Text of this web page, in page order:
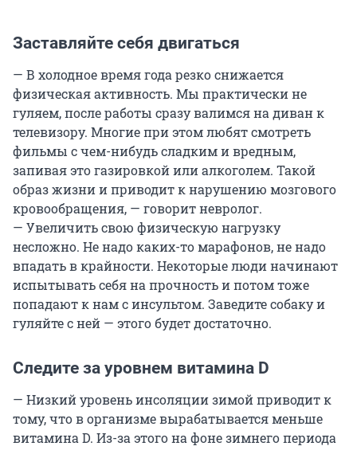
Заставляйте себя двигаться
— В холодное время года резко снижается
физическая активность. Мы практически не
гуляем, после работы сразу валимся на диван к
телевизору. Многие при этом любят смотреть
фильмы с чем-нибудь сладким и вредным,
запивая это газировкой или алкоголем. Такой
образ жизни и приводит к нарушению мозгового
кровообращения, — говорит невролог.
— Увеличить свою физическую нагрузку
несложно. Не надо каких-то марафонов, не надо
впадать в крайности. Некоторые люди начинают
испытывать себя на прочность и потом тоже
попадают к нам с инсультом. Заведите собаку и
гуляйте с ней — этого будет достаточно.
Следите за уровнем витамина D
— Низкий уровень инсоляции зимой приводит к
тому, что в организме вырабатывается меньше
витамина D. Из-за этого на фоне зимнего периода